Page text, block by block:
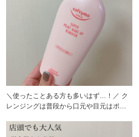
＼使ったことある方も多いはず…！／ ク
レンジングは普段から口元や目元はポイ